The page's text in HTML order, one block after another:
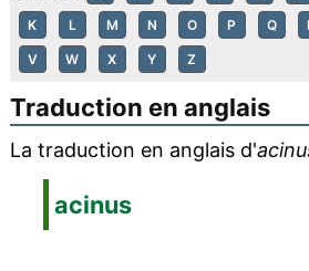
K L M N O P Q
V W X Y Z
Traduction en anglais
La traduction en anglais d'
acinus